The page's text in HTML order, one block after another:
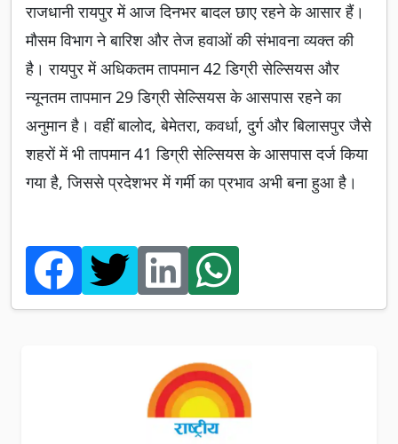
राजधानी रायपुर में आज दिनभर बादल छाए रहने के आसार हैं।
मौसम विभाग ने बारिश और तेज हवाओं की संभावना व्यक्त की
है। रायपुर में अधिकतम तापमान 42 डिग्री सेल्सियस और
न्यूनतम तापमान 29 डिग्री सेल्सियस के आसपास रहने का
अनुमान है। वहीं बालोद, बेमेतरा, कवर्धा, दुर्ग और बिलासपुर जैसे
शहरों में भी तापमान 41 डिग्री सेल्सियस के आसपास दर्ज किया
गया है, जिससे प्रदेशभर में गर्मी का प्रभाव अभी बना हुआ है।